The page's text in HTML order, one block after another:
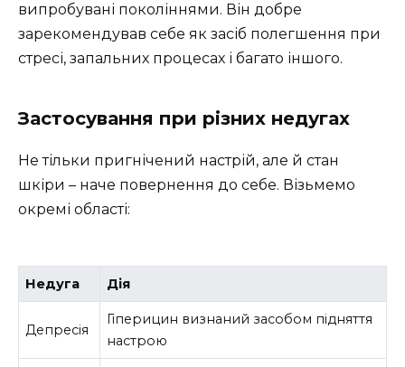
випробувані поколіннями. Він добре
зарекомендував себе як засіб полегшення при
стресі, запальних процесах і багато іншого.
Застосування при різних недугах
Не тільки пригнічений настрій, але й стан
шкіри – наче повернення до себе. Візьмемо
окремі області:
Недуга Дія
Депресія
Гіперицин визнаний засобом підняття
настрою